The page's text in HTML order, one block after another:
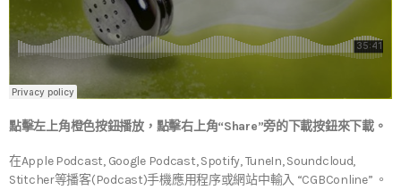
點擊左上角橙色按鈕播放，點擊右上角“Share”旁的下載按鈕來下載。
在Apple Podcast, Google Podcast, Spotify, TuneIn, Soundcloud,
Stitcher等播客(Podcast)手機應用程序或網站中輸入 “CGBConline” 。